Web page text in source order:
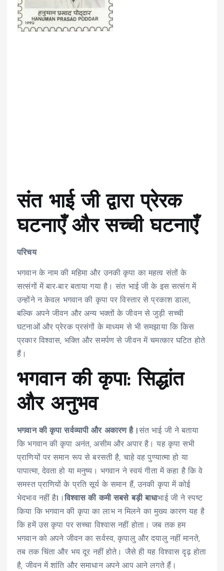
संत भाई जी द्वारा प्रेरक
घटनाएँ और सच्ची घटनाएँ
परिचय
भगवान के नाम की महिमा और उनकी कृपा का महत्व संतों के
सत्संगों में बार-बार बताया गया है। संत भाई जी के इस सत्संग में
उन्होंने न केवल भगवान की कृपा पर विस्तार से प्रकाश डाला,
बल्कि अपने जीवन और अन्य भक्तों के जीवन से जुड़ी सच्ची
घटनाओं और प्रेरक प्रसंगों के माध्यम से भी समझाया कि किस
प्रकार विश्वास, भक्ति और समर्पण से जीवन में चमत्कार घटित होते
हैं।
भगवान की कृपा: सिद्धांत
और अनुभव
भगवान की कृपा सर्वव्यापी और अकारण है। संत भाई जी ने बताया
कि भगवान की कृपा अनंत, असीम और अपार है। यह कृपा सभी
प्राणियों पर समान रूप से बरसती है, चाहे वह पुण्यात्मा हो या
पापात्मा, देवता हो या मनुष्य। भगवान ने स्वयं गीता में कहा है कि वे
समस्त प्राणियों के प्रति सूर्य के समान हैं, उनकी कृपा में कोई
भेदभाव नहीं है1 ।विश्वास की कमी सबसे बड़ी बाधाभाई जी ने स्पष्ट
किया कि भगवान की कृपा का लाभ न मिलने का मुख्य कारण यह है
कि हमें उस कृपा पर सच्चा विश्वास नहीं होता। जब तक हम
भगवान को अपने जीवन का सर्वस्व, कृपालु और दयालु नहीं मानते,
तब तक चिंता और भय दूर नहीं होते। जैसे ही यह विश्वास दृढ़ होता
है, जीवन में शांति और समाधान अपने आप आने लगते हैं।